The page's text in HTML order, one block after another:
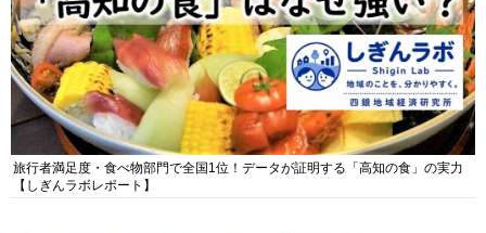
旅行者満足度・食べ物部門で全国1位！データが証明する「高知の食」の実力
【しぎんラボレポート】